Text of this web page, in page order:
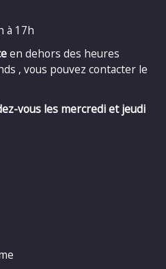
à 17h
en dehors des heures
, vous pouvez contacter le
vous les mercredi et jeudi